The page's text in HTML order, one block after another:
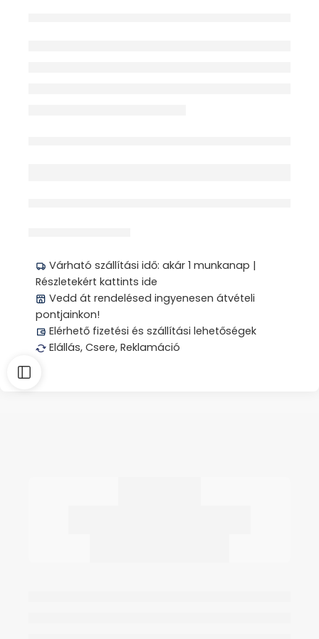
Várható szállítási idő: akár 1 munkanap |
Részletekért kattints ide
Vedd át rendelésed ingyenesen átvételi
pontjainkon!
Elérhető fizetési és szállítási lehetőségek
Elállás, Csere, Reklamáció